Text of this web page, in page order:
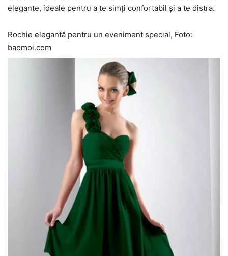
elegante, ideale pentru a te simți confortabil și a te distra.
Rochie elegantă pentru un eveniment special, Foto:
baomoi.com